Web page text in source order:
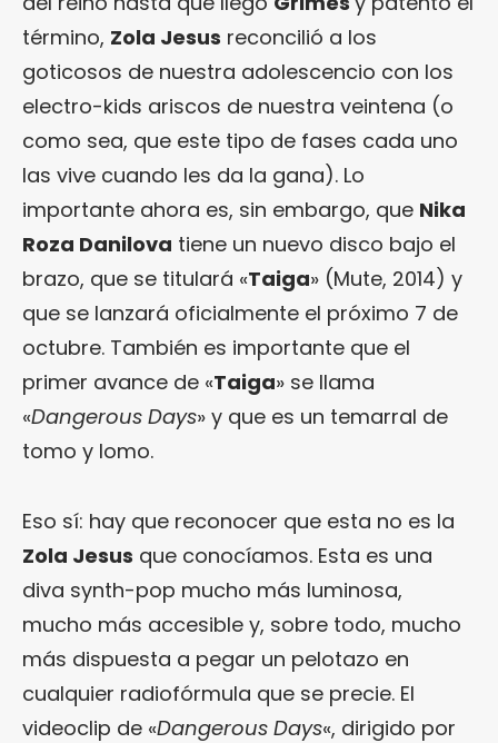
término, Zola Jesus reconcilió a los
goticosos de nuestra adolescencio con los
electro-kids ariscos de nuestra veintena (o
como sea, que este tipo de fases cada uno
las vive cuando les da la gana). Lo
importante ahora es, sin embargo, que Nika
Roza Danilova tiene un nuevo disco bajo el
brazo, que se titulará «Taiga» (Mute, 2014) y
que se lanzará oficialmente el próximo 7 de
octubre. También es importante que el
primer avance de «Taiga» se llama
«Dangerous Days» y que es un temarral de
tomo y lomo.
Eso sí: hay que reconocer que esta no es la
Zola Jesus que conocíamos. Esta es una
diva synth-pop mucho más luminosa,
mucho más accesible y, sobre todo, mucho
más dispuesta a pegar un pelotazo en
cualquier radiofórmula que se precie. El
videoclip de «Dangerous Days«, dirigido por